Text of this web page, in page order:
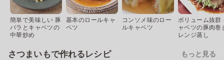
簡単で美味しい 豚
バラとキャベツの
中華炒め
基本のロールキャ
ベツ
コンソメ味のロー
ルキャベツ
ボリューム抜群
ャベツの豚肉巻
レンジ蒸し
さつまいもで作れるレシピ もっと見る